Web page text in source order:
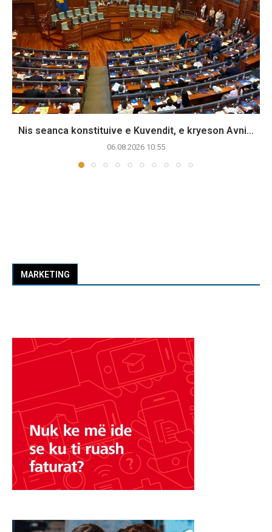
Nis seanca konstituive e Kuvendit, e kryeson Avni...
06.08.2026 10:55
MARKETING